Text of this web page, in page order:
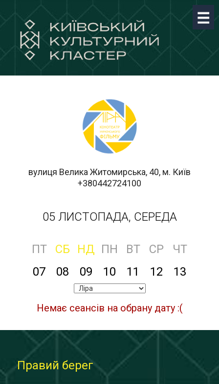
вулиця Велика Житомирська, 40, м. Київ
+380442724100
05 ЛИСТОПАДА, СЕРЕДА
ПТ СБ НД ПН ВТ СР
ЧТ
07
08 09 10 11 12 13
Немає сеансів на обрану дату :(
Правий берег